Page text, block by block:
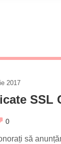
2017
SSL
0
să